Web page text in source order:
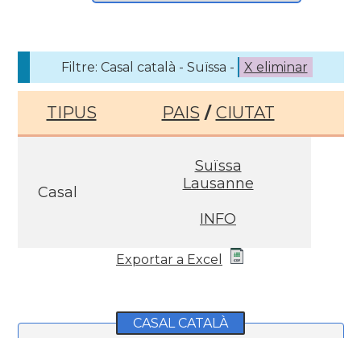
Filtre: Casal català - Suïssa - X eliminar
TIPUS PAIS / CIUTAT
Casal
Suïssa
Lausanne
INFO
Exportar a Excel
CASAL CATALÀ